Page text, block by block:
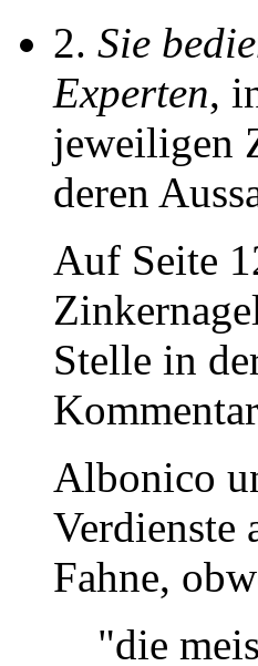
2. Sie
Experten,
jeweiligen
deren
Auf Seite
Stelle in
Albonico
Verdienste
Fahne,
"die